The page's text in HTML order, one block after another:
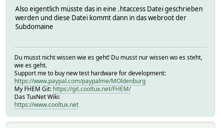
Also eigentlich müsste das in eine .htaccess Datei geschrieben
werden und diese Datei kommt dann in das webroot der
Subdomaine
Du musst nicht wissen wie es geht! Du musst nur wissen wo es steht,
wie es geht.
Support me to buy new test hardware for development:
https://www.paypal.com/paypalme/MOldenburg
My FHEM Git: https://git.cooltux.net/FHEM/
Das TuxNet Wiki:
https://www.cooltux.net